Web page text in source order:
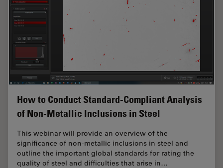
How to Conduct Standard-Compliant Analysis
of Non-Metallic Inclusions in Steel
This webinar will provide an overview of the
significance of non-metallic inclusions in steel and
outline the important global standards for rating the
quality of steel and difficulties that arise in…